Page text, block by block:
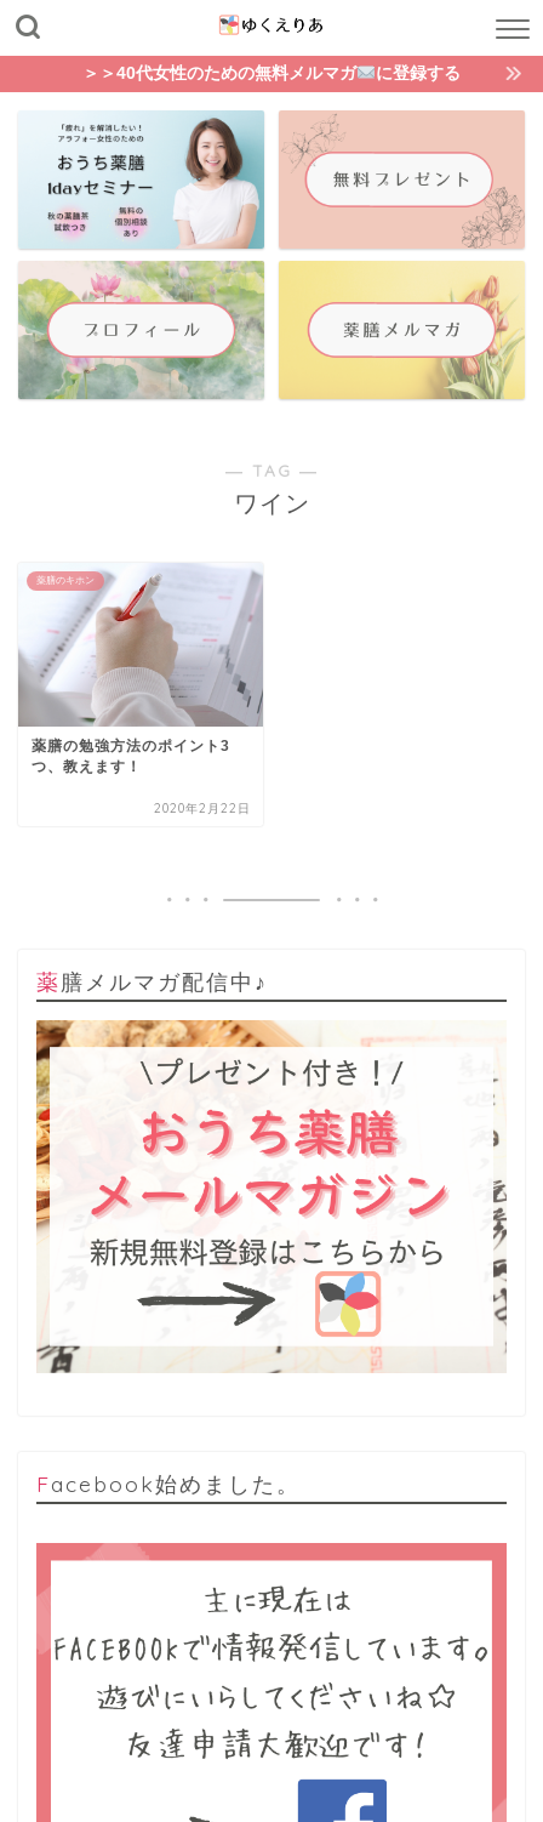
＞＞40代女性のための無料メルマガ に登録する
― TAG ―
ワイン
薬膳のキホン
薬膳の勉強方法のポイント3
つ、教えます！
2020年2月22日
薬膳メルマガ配信中♪
Facebook始めました。